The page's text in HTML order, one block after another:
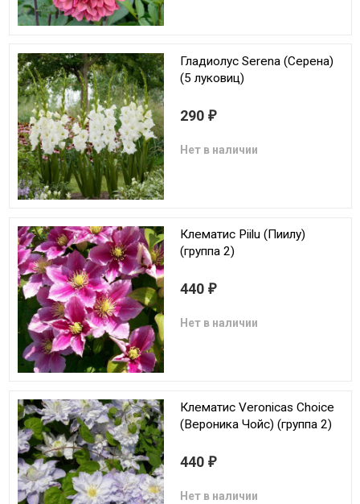
Гладиолус Serena (Серена)
(5 луковиц)
290 ₽
Нет в наличии
Клематис Piilu (Пиилу)
(группа 2)
440 ₽
Нет в наличии
Клематис Veronicas Choice
(Вероника Чойс) (группа 2)
440 ₽
Нет в наличии